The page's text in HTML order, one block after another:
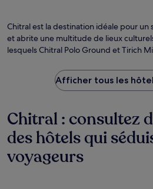
Chitral est la destination idéale pour
et abrite une multitude de lieux
lesquels Chitral Polo Ground et Tirich
Afficher tous les
Chitral : consultez
des hôtels qui
voyageurs